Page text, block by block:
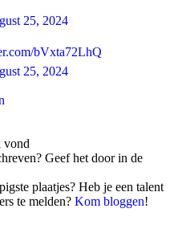
25, 2024
bVxta72LhQ
25, 2024
vond
Geef het door in de
plaatjes? Heb je een talent
te melden? Kom bloggen!